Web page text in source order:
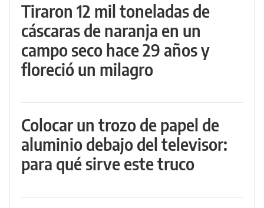
Tiraron 12 mil toneladas de
cáscaras de naranja en un
campo seco hace 29 años y
floreció un milagro
Colocar un trozo de papel de
aluminio debajo del televisor:
para qué sirve este truco